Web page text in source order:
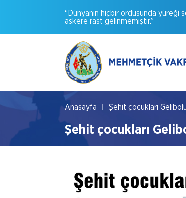
“Dünyanın hiçbir ordusunda yüreği
askere rast gelinmemiştir.”
Anasayfa Şehit çocukları
Şehit çocukları